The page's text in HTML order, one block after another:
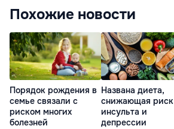
Похожие новости
Порядок рождения в
семье связали с
риском многих
болезней
Названа диета,
снижающая риск
инсульта и
депрессии